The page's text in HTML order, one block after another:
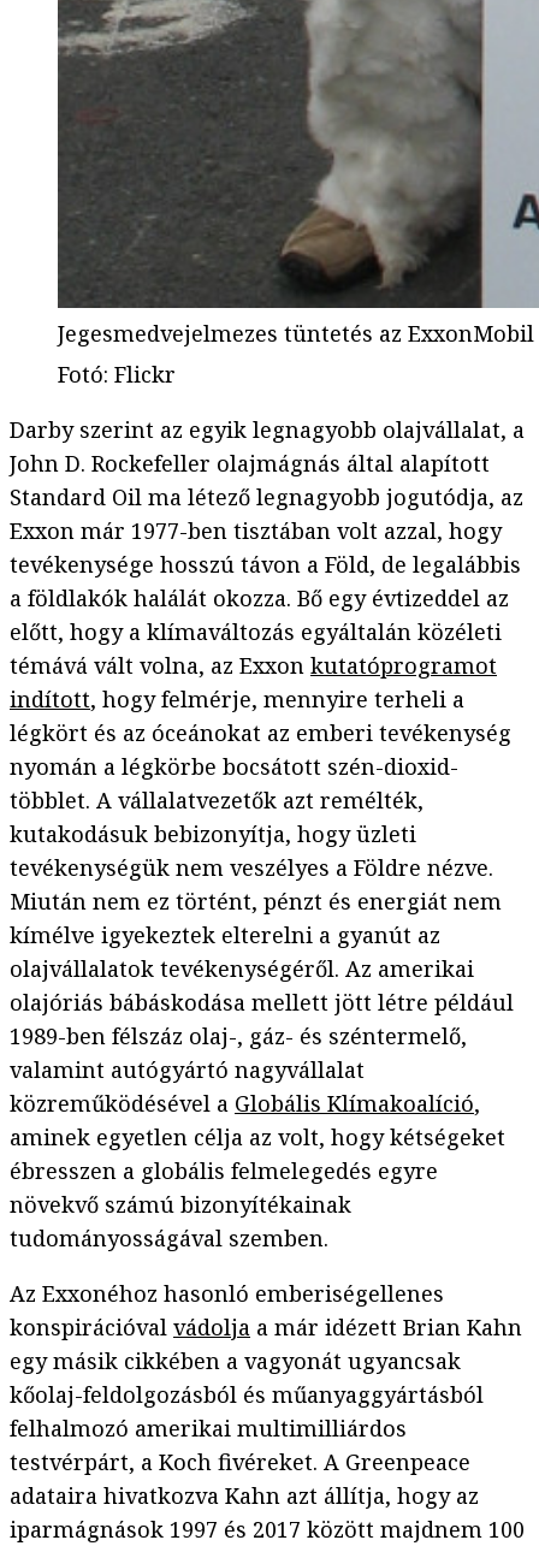
Jegesmedvejelmezes tüntetés az
Fotó: Flickr
Darby szerint az egyik legnagyobb olajvállalat, a
John D. Rockefeller olajmágnás által alapított
Standard Oil ma létező legnagyobb jogutódja, az
Exxon már 1977-ben tisztában volt azzal, hogy
tevékenysége hosszú távon a Föld, de legalábbis
a földlakók halálát okozza. Bő egy évtizeddel az
előtt, hogy a klímaváltozás egyáltalán közéleti
témává vált volna, az Exxon kutatóprogramot
indított, hogy felmérje, mennyire terheli a
légkört és az óceánokat az emberi tevékenység
nyomán a légkörbe bocsátott szén-dioxid-
többlet. A vállalatvezetők azt remélték,
kutakodásuk bebizonyítja, hogy üzleti
tevékenységük nem veszélyes a Földre nézve.
Miután nem ez történt, pénzt és energiát nem
kímélve igyekeztek elterelni a gyanút az
olajvállalatok tevékenységéről. Az amerikai
olajóriás bábáskodása mellett jött létre például
1989-ben félszáz olaj-, gáz- és széntermelő,
valamint autógyártó nagyvállalat
közreműködésével a Globális Klímakoalíció,
aminek egyetlen célja az volt, hogy kétségeket
ébresszen a globális felmelegedés egyre
növekvő számú bizonyítékainak
tudományosságával szemben.
Az Exxonéhoz hasonló emberiségellenes
konspirációval vádolja a már idézett Brian Kahn
egy másik cikkében a vagyonát ugyancsak
kőolaj-feldolgozásból és műanyaggyártásból
felhalmozó amerikai multimilliárdos
testvérpárt, a Koch fivéreket. A Greenpeace
adataira hivatkozva Kahn azt állítja, hogy az
iparmágnások 1997 és 2017 között majdnem 100